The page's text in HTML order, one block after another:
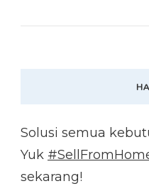
Solusi semua
Yuk
sekarang!